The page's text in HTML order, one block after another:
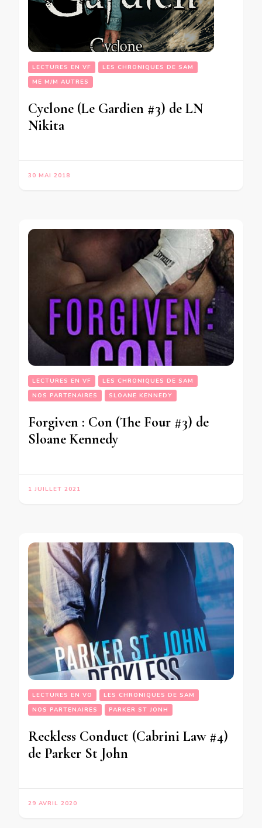
LECTURES EN VF
LES CHRONIQUES DE SAM
ME M/M AUTRES
Cyclone (Le Gardien #3) de LN
Nikita
30 MAI 2018
LECTURES EN VF
LES CHRONIQUES DE SAM
NOS PARTENAIRES
SLOANE KENNEDY
Forgiven : Con (The Four #3) de
Sloane Kennedy
1 JUILLET 2021
LECTURES EN VO
LES CHRONIQUES DE SAM
NOS PARTENAIRES
PARKER ST JONH
Reckless Conduct (Cabrini Law #4)
de Parker St John
29 AVRIL 2020